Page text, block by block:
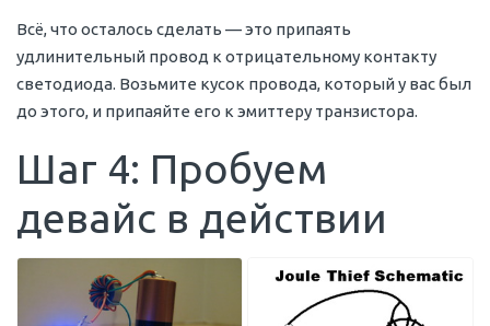
Всё, что осталось сделать — это припаять
удлинительный провод к отрицательному контакту
светодиода. Возьмите кусок провода, который у вас был
до этого, и припаяйте его к эмиттеру транзистора.
Шаг 4: Пробуем
девайс в действии